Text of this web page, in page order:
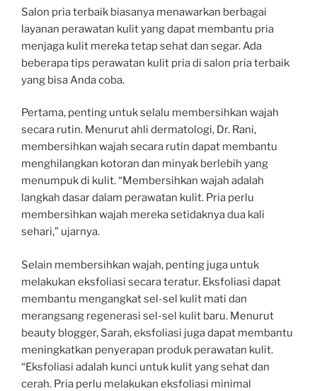
Salon pria terbaik biasanya menawarkan berbagai
layanan perawatan kulit yang dapat membantu pria
menjaga kulit mereka tetap sehat dan segar. Ada
beberapa tips perawatan kulit pria di salon pria terbaik
yang bisa Anda coba.
Pertama, penting untuk selalu membersihkan wajah
secara rutin. Menurut ahli dermatologi, Dr. Rani,
membersihkan wajah secara rutin dapat membantu
menghilangkan kotoran dan minyak berlebih yang
menumpuk di kulit. “Membersihkan wajah adalah
langkah dasar dalam perawatan kulit. Pria perlu
membersihkan wajah mereka setidaknya dua kali
sehari,” ujarnya.
Selain membersihkan wajah, penting juga untuk
melakukan eksfoliasi secara teratur. Eksfoliasi dapat
membantu mengangkat sel-sel kulit mati dan
merangsang regenerasi sel-sel kulit baru. Menurut
beauty blogger, Sarah, eksfoliasi juga dapat membantu
meningkatkan penyerapan produk perawatan kulit.
“Eksfoliasi adalah kunci untuk kulit yang sehat dan
cerah. Pria perlu melakukan eksfoliasi minimal